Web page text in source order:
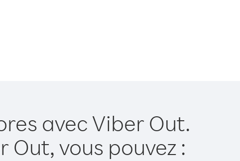
avec Viber Out.
Out, vous pouvez :